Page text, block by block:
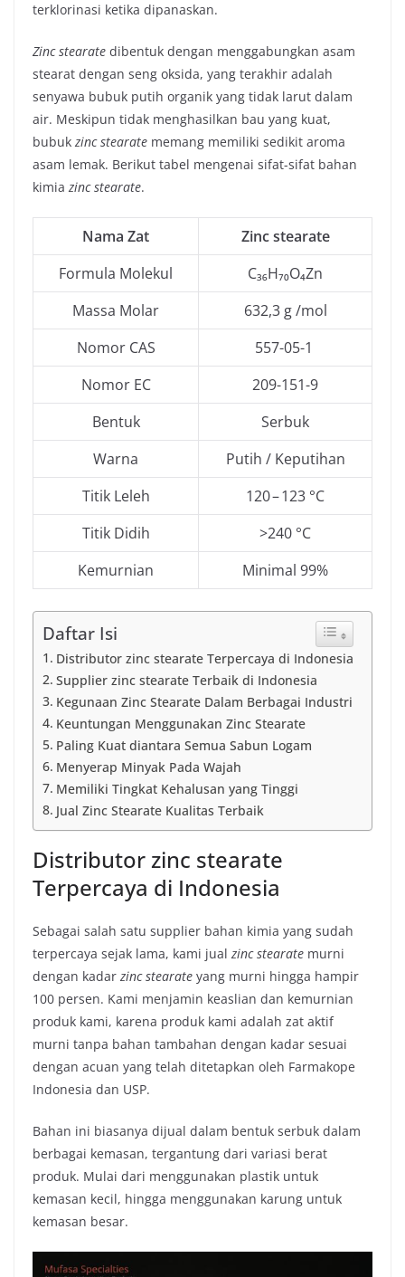
terklorinasi ketika dipanaskan.
Zinc stearate dibentuk dengan menggabungkan asam
stearat dengan seng oksida, yang terakhir adalah
senyawa bubuk putih organik yang tidak larut dalam
air. Meskipun tidak menghasilkan bau yang kuat,
bubuk zinc stearate memang memiliki sedikit aroma
asam lemak. Berikut tabel mengenai sifat-sifat bahan
kimia zinc stearate.
Nama Zat
Zinc stearate
Formula Molekul
C₃₆H₇₀O₄Zn
Massa Molar
632,3 g /mol
Nomor CAS
557-05-1
Nomor EC
209-151-9
Bentuk
Serbuk
Warna
Putih / Keputihan
Titik Leleh
120 – 123 °C
Titik Didih
>240 °C
Kemurnian
Minimal 99%
Daftar Isi
Distributor zinc stearate Terpercaya di Indonesia
Supplier zinc stearate Terbaik di Indonesia
Kegunaan Zinc Stearate Dalam Berbagai Industri
Keuntungan Menggunakan Zinc Stearate
Paling Kuat diantara Semua Sabun Logam
Menyerap Minyak Pada Wajah
Memiliki Tingkat Kehalusan yang Tinggi
Jual Zinc Stearate Kualitas Terbaik
Distributor zinc stearate
Terpercaya di Indonesia
Sebagai salah satu supplier bahan kimia yang sudah
terpercaya sejak lama, kami jual zinc stearate murni
dengan kadar zinc stearate yang murni hingga hampir
100 persen. Kami menjamin keaslian dan kemurnian
produk kami, karena produk kami adalah zat aktif
murni tanpa bahan tambahan dengan kadar sesuai
dengan acuan yang telah ditetapkan oleh Farmakope
Indonesia dan USP.
Bahan ini biasanya dijual dalam bentuk serbuk dalam
berbagai kemasan, tergantung dari variasi berat
produk. Mulai dari menggunakan plastik untuk
kemasan kecil, hingga menggunakan karung untuk
kemasan besar.